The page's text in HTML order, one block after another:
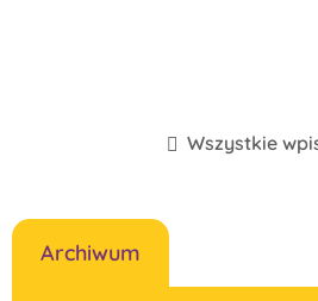
Wszystkie
Archiwum